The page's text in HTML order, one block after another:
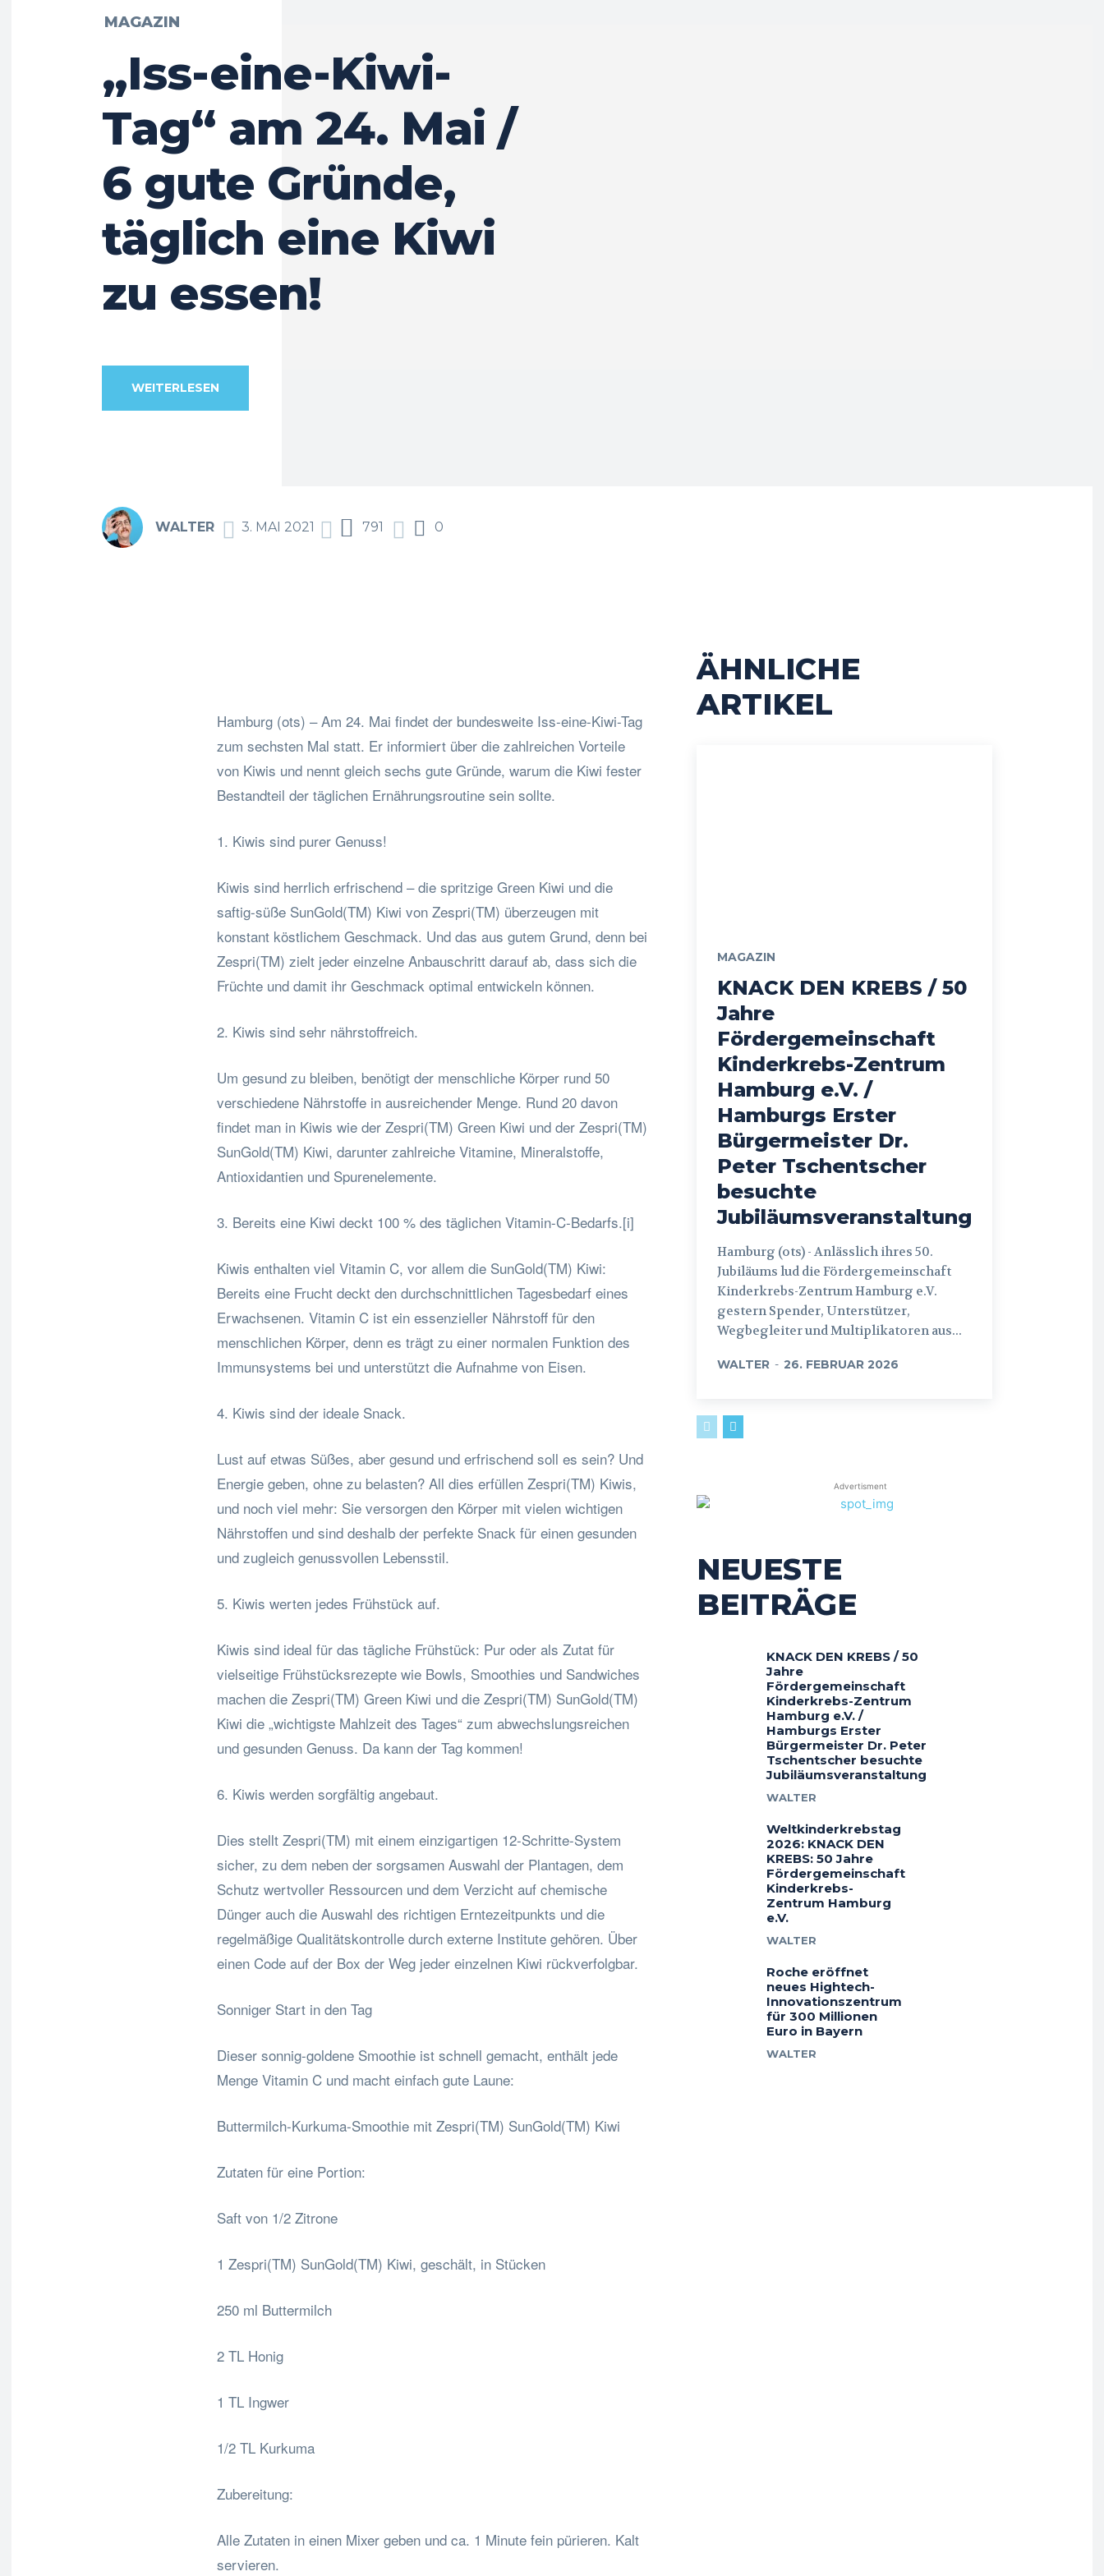
MAGAZIN
„Iss-eine-Kiwi-
Tag“ am 24. Mai /
6 gute Gründe,
täglich eine Kiwi
zu essen!
WEITERLESEN
WALTER 3. MAI 2021 791 0
Hamburg (ots) – Am 24. Mai findet der bundesweite Iss-eine-Kiwi-Tag
zum sechsten Mal statt. Er informiert über die zahlreichen Vorteile
von Kiwis und nennt gleich sechs gute Gründe, warum die Kiwi fester
Bestandteil der täglichen Ernährungsroutine sein sollte.
1. Kiwis sind purer Genuss!
Kiwis sind herrlich erfrischend – die spritzige Green Kiwi und die
saftig-süße SunGold(TM) Kiwi von Zespri(TM) überzeugen mit
konstant köstlichem Geschmack. Und das aus gutem Grund, denn bei
Zespri(TM) zielt jeder einzelne Anbauschritt darauf ab, dass sich die
Früchte und damit ihr Geschmack optimal entwickeln können.
2. Kiwis sind sehr nährstoffreich.
Um gesund zu bleiben, benötigt der menschliche Körper rund 50
verschiedene Nährstoffe in ausreichender Menge. Rund 20 davon
findet man in Kiwis wie der Zespri(TM) Green Kiwi und der Zespri(TM)
SunGold(TM) Kiwi, darunter zahlreiche Vitamine, Mineralstoffe,
Antioxidantien und Spurenelemente.
3. Bereits eine Kiwi deckt 100 % des täglichen Vitamin-C-Bedarfs.[i]
Kiwis enthalten viel Vitamin C, vor allem die SunGold(TM) Kiwi:
Bereits eine Frucht deckt den durchschnittlichen Tagesbedarf eines
Erwachsenen. Vitamin C ist ein essenzieller Nährstoff für den
menschlichen Körper, denn es trägt zu einer normalen Funktion des
Immunsystems bei und unterstützt die Aufnahme von Eisen.
4. Kiwis sind der ideale Snack.
Lust auf etwas Süßes, aber gesund und erfrischend soll es sein? Und
Energie geben, ohne zu belasten? All dies erfüllen Zespri(TM) Kiwis,
und noch viel mehr: Sie versorgen den Körper mit vielen wichtigen
Nährstoffen und sind deshalb der perfekte Snack für einen gesunden
und zugleich genussvollen Lebensstil.
5. Kiwis werten jedes Frühstück auf.
Kiwis sind ideal für das tägliche Frühstück: Pur oder als Zutat für
vielseitige Frühstücksrezepte wie Bowls, Smoothies und Sandwiches
machen die Zespri(TM) Green Kiwi und die Zespri(TM) SunGold(TM)
Kiwi die „wichtigste Mahlzeit des Tages“ zum abwechslungsreichen
und gesunden Genuss. Da kann der Tag kommen!
6. Kiwis werden sorgfältig angebaut.
Dies stellt Zespri(TM) mit einem einzigartigen 12-Schritte-System
sicher, zu dem neben der sorgsamen Auswahl der Plantagen, dem
Schutz wertvoller Ressourcen und dem Verzicht auf chemische
Dünger auch die Auswahl des richtigen Erntezeitpunkts und die
regelmäßige Qualitätskontrolle durch externe Institute gehören. Über
einen Code auf der Box der Weg jeder einzelnen Kiwi rückverfolgbar.
Sonniger Start in den Tag
Dieser sonnig-goldene Smoothie ist schnell gemacht, enthält jede
Menge Vitamin C und macht einfach gute Laune:
Buttermilch-Kurkuma-Smoothie mit Zespri(TM) SunGold(TM) Kiwi
Zutaten für eine Portion:
Saft von 1/2 Zitrone
1 Zespri(TM) SunGold(TM) Kiwi, geschält, in Stücken
250 ml Buttermilch
2 TL Honig
1 TL Ingwer
1/2 TL Kurkuma
Zubereitung:
Alle Zutaten in einen Mixer geben und ca. 1 Minute fein pürieren. Kalt
servieren.
ÄHNLICHE
ARTIKEL
MAGAZIN
KNACK DEN KREBS / 50
Jahre
Fördergemeinschaft
Kinderkrebs-Zentrum
Hamburg e.V. /
Hamburgs Erster
Bürgermeister Dr.
Peter Tschentscher
besuchte
Jubiläumsveranstaltung
Hamburg (ots) - Anlässlich ihres 50.
Jubiläums lud die Fördergemeinschaft
Kinderkrebs-Zentrum Hamburg e.V.
gestern Spender, Unterstützer,
Wegbegleiter und Multiplikatoren aus...
WALTER - 26. FEBRUAR 2026
Advertisment
NEUESTE
BEITRÄGE
KNACK DEN KREBS / 50
Jahre
Fördergemeinschaft
Kinderkrebs-Zentrum
Hamburg e.V. /
Hamburgs Erster
Bürgermeister Dr. Peter
Tschentscher besuchte
Jubiläumsveranstaltung
WALTER
Weltkinderkrebstag
2026: KNACK DEN
KREBS: 50 Jahre
Fördergemeinschaft
Kinderkrebs-
Zentrum Hamburg
e.V.
WALTER
Roche eröffnet
neues Hightech-
Innovationszentrum
für 300 Millionen
Euro in Bayern
WALTER